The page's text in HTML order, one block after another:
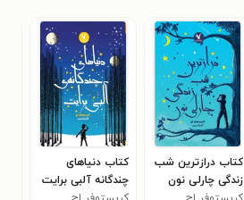
کتاب درازترین شب
زندگی چارلی نون
کتاب دنیاهای
چندگانه آلبی برایت